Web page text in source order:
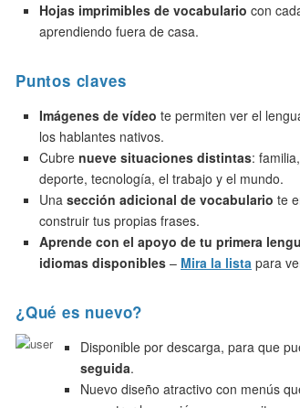
Hojas imprimibles de vocabulario con
aprendiendo fuera de casa.
Puntos claves
Imágenes de vídeo te permiten ver el
los hablantes nativos.
Cubre nueve situaciones distintas:
deporte, tecnología, el trabajo y el mundo.
Una sección adicional de vocabulario te
construir tus propias frases.
Aprende con el apoyo de tu primera
idiomas disponibles – Mira la lista para
¿Qué es nuevo?
Disponible por descarga, para que
seguida.
Nuevo diseño atractivo con menús